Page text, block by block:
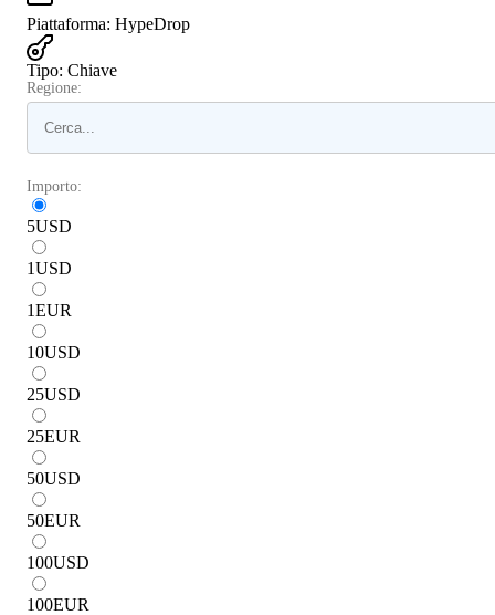
Piattaforma: HypeDrop
Tipo: Chiave
Regione:
Importo:
5USD
1USD
1EUR
10USD
25USD
25EUR
50USD
50EUR
100USD
100EUR